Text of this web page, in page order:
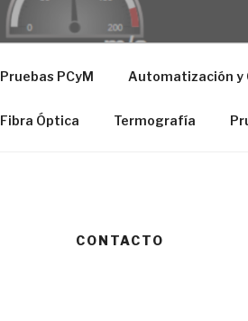
Pruebas PCyM Automatización y
Fibra Óptica Termografía
CONTACTO